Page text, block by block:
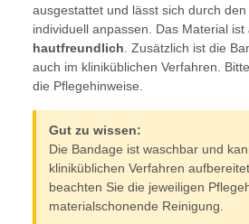
ausgestattet und lässt sich durch den
individuell anpassen. Das Material ist
hautfreundlich . Zusätzlich ist die
auch im kliniküblichen Verfahren.
die Pflegehinweise.
Gut zu wissen:
Die Bandage ist waschbar und
kliniküblichen Verfahren
beachten Sie die jeweiligen
materialschonende Reinigung.